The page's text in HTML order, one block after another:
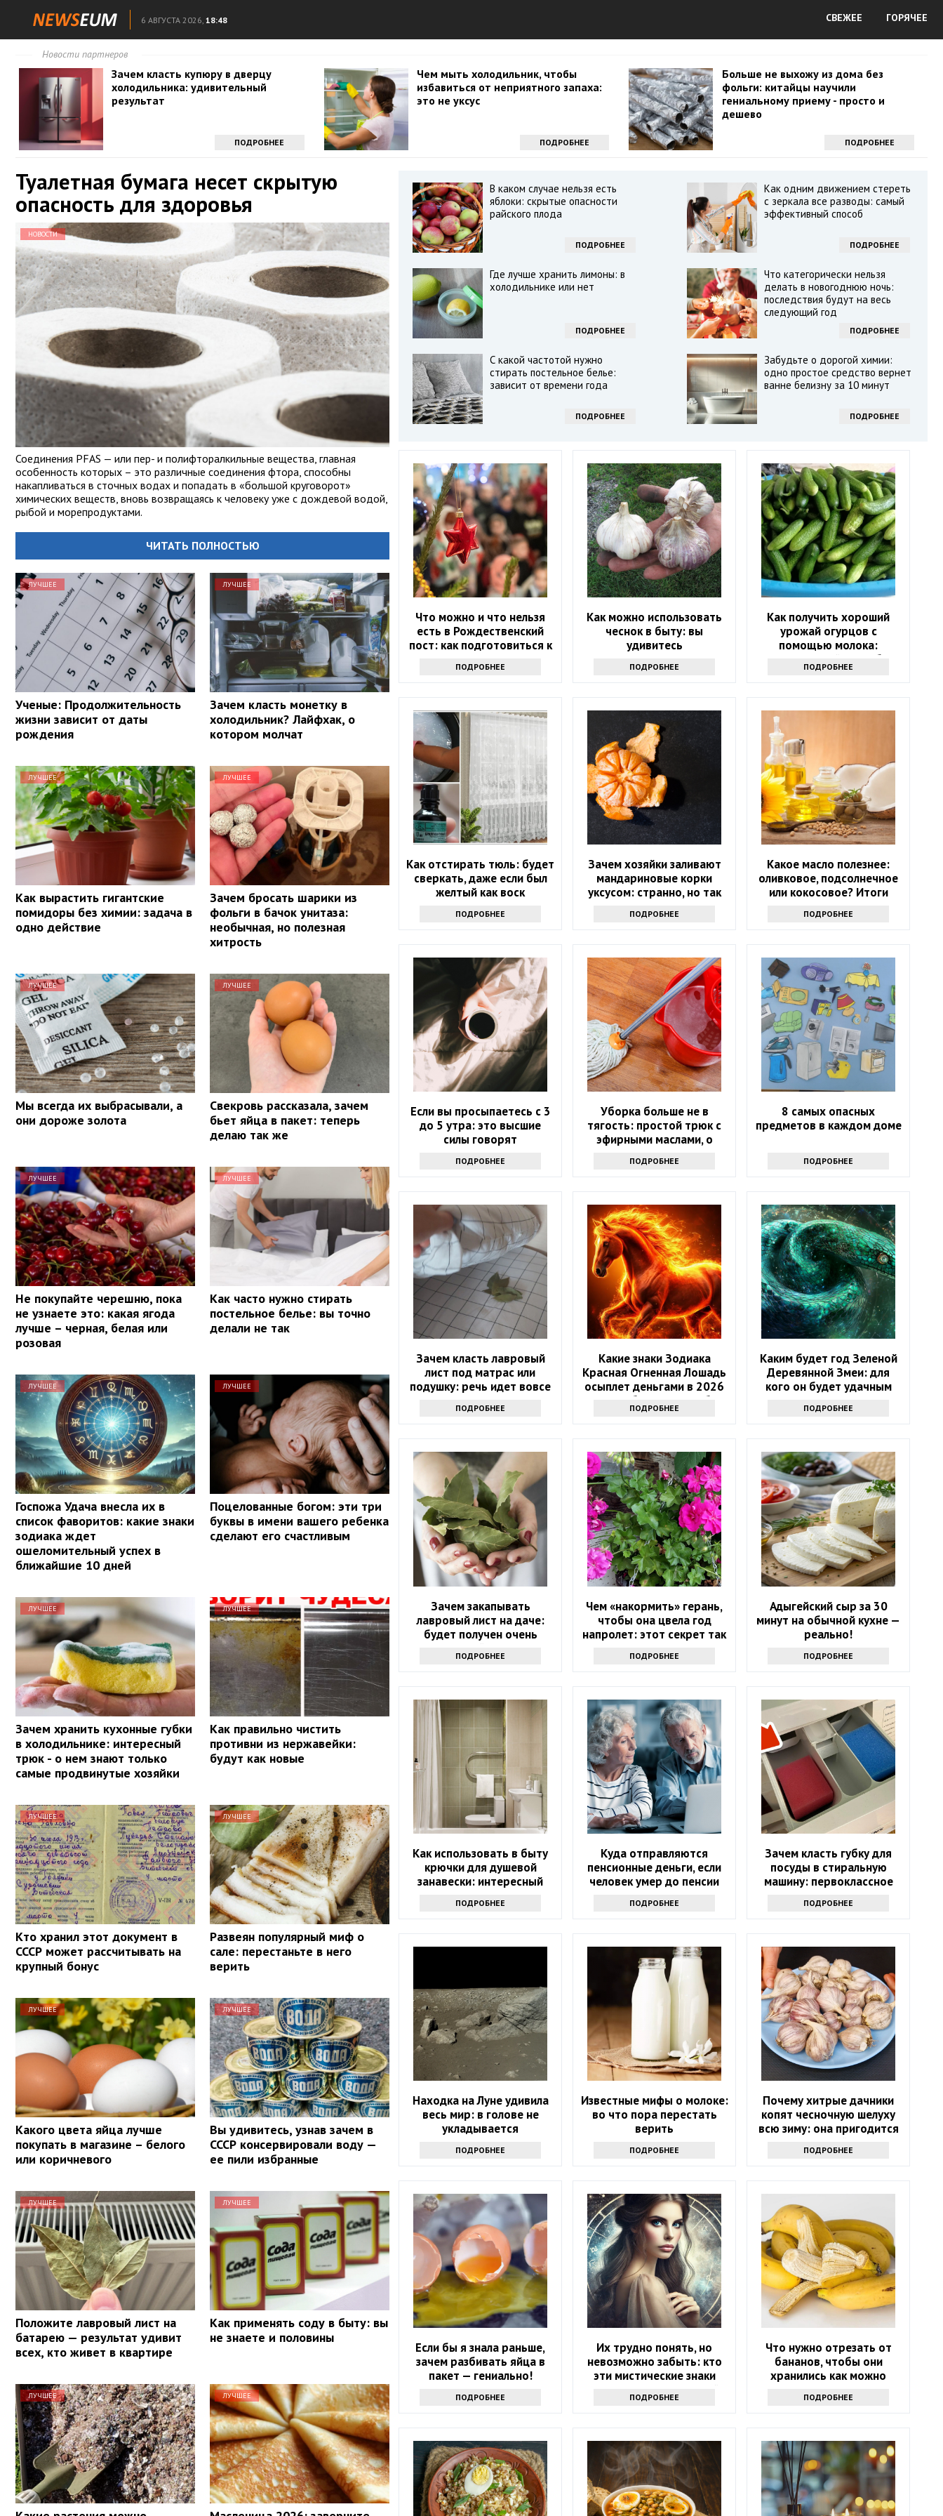
6 АВГУСТА 2026, 18:48 СВЕЖЕЕ ГОРЯЧЕЕ
Новости партнеров
Зачем класть купюру в дверцу
холодильника: удивительный
результат
ПОДРОБНЕЕ
Чем мыть холодильник, чтобы
избавиться от неприятного запаха:
это не уксус
ПОДРОБНЕЕ
Больше не выхожу из дома без
фольги: китайцы научили
гениальному приему - просто и
дешево
ПОДРОБНЕЕ
Туалетная бумага несет скрытую
опасность для здоровья
НОВОСТИ
Соединения PFAS — или пер- и полифторалкильные вещества, главная
особенность которых – это различные соединения фтора, способны
накапливаться в сточных водах и попадать в «большой круговорот»
химических веществ, вновь возвращаясь к человеку уже с дождевой водой,
рыбой и морепродуктами.
ЧИТАТЬ ПОЛНОСТЬЮ
ЛУЧШЕЕ
Ученые: Продолжительность
жизни зависит от даты
рождения
ЛУЧШЕЕ
Зачем класть монетку в
холодильник? Лайфхак, о
котором молчат
ЛУЧШЕЕ
Как вырастить гигантские
помидоры без химии: задача в
одно действие
ЛУЧШЕЕ
Зачем бросать шарики из
фольги в бачок унитаза:
необычная, но полезная
хитрость
ЛУЧШЕЕ
Мы всегда их выбрасывали, а
они дороже золота
ЛУЧШЕЕ
Свекровь рассказала, зачем
бьет яйца в пакет: теперь
делаю так же
ЛУЧШЕЕ
Не покупайте черешню, пока
не узнаете это: какая ягода
лучше – черная, белая или
розовая
ЛУЧШЕЕ
Как часто нужно стирать
постельное белье: вы точно
делали не так
ЛУЧШЕЕ
Госпожа Удача внесла их в
список фаворитов: какие знаки
зодиака ждет
ошеломительный успех в
ближайшие 10 дней
ЛУЧШЕЕ
Поцелованные богом: эти три
буквы в имени вашего ребенка
сделают его счастливым
ЛУЧШЕЕ
Зачем хранить кухонные губки
в холодильнике: интересный
трюк - о нем знают только
самые продвинутые хозяйки
ЛУЧШЕЕ
Как правильно чистить
противни из нержавейки:
будут как новые
ЛУЧШЕЕ
Кто хранил этот документ в
СССР может рассчитывать на
крупный бонус
ЛУЧШЕЕ
Развеян популярный миф о
сале: перестаньте в него
верить
ЛУЧШЕЕ
Какого цвета яйца лучше
покупать в магазине – белого
или коричневого
ЛУЧШЕЕ
Вы удивитесь, узнав зачем в
СССР консервировали воду —
ее пили избранные
ЛУЧШЕЕ
Положите лавровый лист на
батарею — результат удивит
всех, кто живет в квартире
ЛУЧШЕЕ
Как применять соду в быту: вы
не знаете и половины
ЛУЧШЕЕ ЛУЧШЕЕ
В каком случае нельзя есть
яблоки: скрытые опасности
райского плода
ПОДРОБНЕЕ
Как одним движением стереть
с зеркала все разводы: самый
эффективный способ
ПОДРОБНЕЕ
Где лучше хранить лимоны: в
холодильнике или нет
ПОДРОБНЕЕ
Что категорически нельзя
делать в новогоднюю ночь:
последствия будут на весь
следующий год
ПОДРОБНЕЕ
С какой частотой нужно
стирать постельное белье:
зависит от времени года
ПОДРОБНЕЕ
Забудьте о дорогой химии:
одно простое средство вернет
ванне белизну за 10 минут
ПОДРОБНЕЕ
Что можно и что нельзя
есть в Рождественский
пост: как подготовиться к
ПОДРОБНЕЕ
Как можно использовать
чеснок в быту: вы
удивитесь
ПОДРОБНЕЕ
Как получить хороший
урожай огурцов с
помощью молока:
интересный способ
ПОДРОБНЕЕ
Как отстирать тюль: будет
сверкать, даже если был
желтый как воск
ПОДРОБНЕЕ
Зачем хозяйки заливают
мандариновые корки
уксусом: странно, но так
ПОДРОБНЕЕ
Какое масло полезнее:
оливковое, подсолнечное
или кокосовое? Итоги
ПОДРОБНЕЕ
Если вы просыпаетесь с 3
до 5 утра: это высшие
силы говорят
ПОДРОБНЕЕ
Уборка больше не в
тягость: простой трюк с
эфирными маслами, о
ПОДРОБНЕЕ
8 самых опасных
предметов в каждом доме
ПОДРОБНЕЕ
Зачем класть лавровый
лист под матрас или
подушку: речь идет вовсе
ПОДРОБНЕЕ
Какие знаки Зодиака
Красная Огненная Лошадь
осыплет деньгами в 2026
году: 4 баловня Судьбы
ПОДРОБНЕЕ
Каким будет год Зеленой
Деревянной Змеи: для
кого он будет удачным
ПОДРОБНЕЕ
Зачем закапывать
лавровый лист на даче:
будет получен очень
интересный результат
ПОДРОБНЕЕ
Чем «накормить» герань,
чтобы она цвела год
напролет: этот секрет так
ПОДРОБНЕЕ
Адыгейский сыр за 30
минут на обычной кухне —
реально!
ПОДРОБНЕЕ
Как использовать в быту
крючки для душевой
занавески: интересный
захочется его повторить
ПОДРОБНЕЕ
Куда отправляются
пенсионные деньги, если
человек умер до пенсии
ПОДРОБНЕЕ
Зачем класть губку для
посуды в стиральную
машину: первоклассное
ПОДРОБНЕЕ
Находка на Луне удивила
весь мир: в голове не
укладывается
ПОДРОБНЕЕ
Известные мифы о молоке:
во что пора перестать
верить
ПОДРОБНЕЕ
Почему хитрые дачники
копят чесночную шелуху
всю зиму: она пригодится
весной
ПОДРОБНЕЕ
Если бы я знала раньше,
зачем разбивать яйца в
пакет — гениально!
ПОДРОБНЕЕ
Их трудно понять, но
невозможно забыть: кто
эти мистические знаки
зодиака — хранители тайн
ПОДРОБНЕЕ
Что нужно отрезать от
бананов, чтобы они
хранились как можно
маленькая хитрость
ПОДРОБНЕЕ